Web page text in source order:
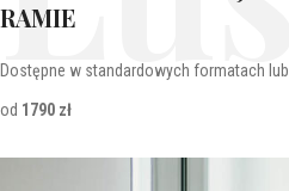
RAMIE
Dostępne w standardowych formatach
od 1790 zł